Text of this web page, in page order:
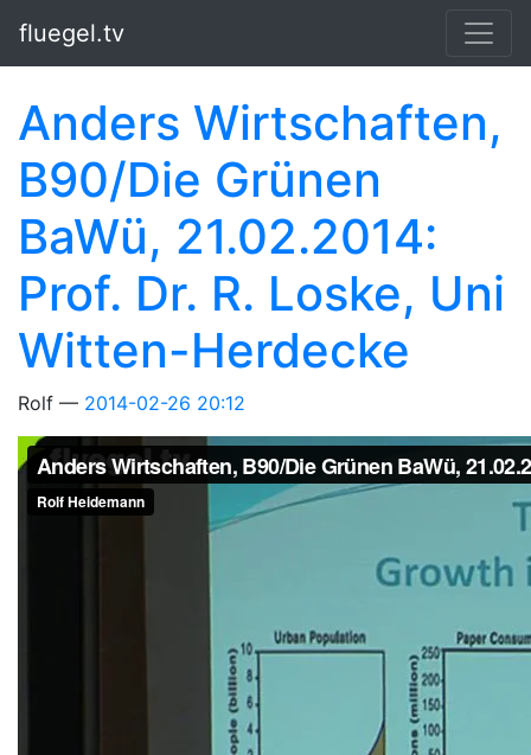
fluegel.tv
Anders Wirtschaften,
B90/Die Grünen
BaWü, 21.02.2014:
Prof. Dr. R. Loske, Uni
Witten-Herdecke
Rolf 2014-02-26 20:12